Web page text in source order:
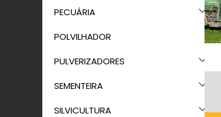
PECUÁRIA
POLVILHADOR
PULVERIZADORES
SEMENTEIRA
SILVICULTURA